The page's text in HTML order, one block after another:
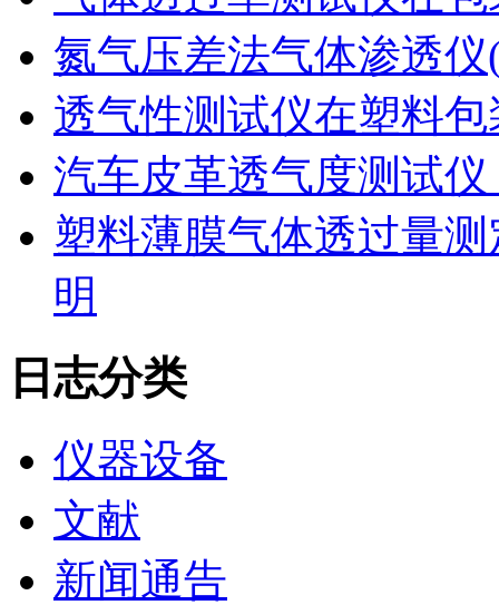
氮气压差法气体渗透
透气性测试仪在塑料
汽车皮革透气度测试
塑料薄膜气体透过量
明
日志分类
仪器设备
文献
新闻通告